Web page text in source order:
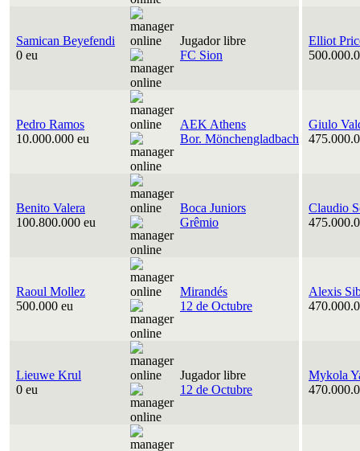
Samican Beyefendi
0 eu
Jugador libre
FC Sion
Elliot
Pedro Ramos
10.000.000 eu
AEK Athens
Bor. Mönchengladbach
Giulo
Benito Valera
100.800.000 eu
Boca Juniors
Grêmio
Claudio
Raoul Mollez
500.000 eu
Mirandés
12 de Octubre
Alexis
Lieuwe Krul
0 eu
Jugador libre
12 de Octubre
Mykola